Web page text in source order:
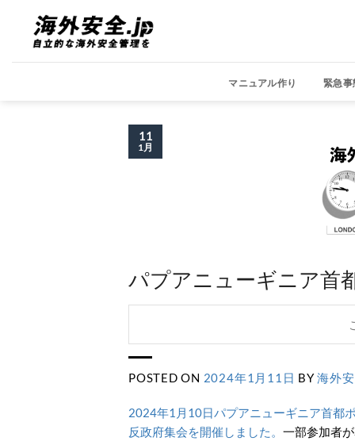
content
マニュアル作り 緊急事
11
1月
パプアニューギニア首
POSTED ON 2024年1月11日 BY海外
2024年1月10日パプアニューギニア首都
反政府集会を開催しました。 一部参加者